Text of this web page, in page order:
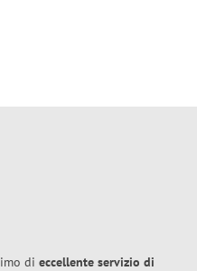
di eccellente servizio di